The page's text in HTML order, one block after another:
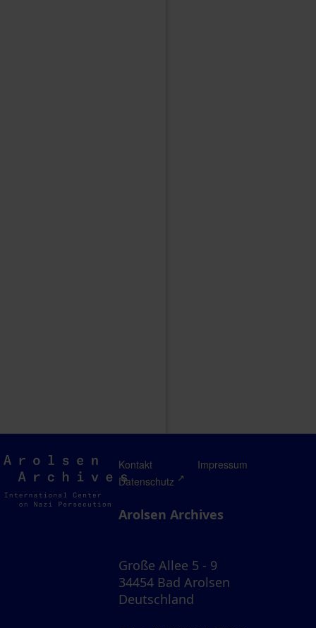
Arolsen
Archives
Kontakt
Impressum
Datenschutz
Arolsen Archives
Große Allee 5 - 9
34454 Bad Arolsen
Deutschland